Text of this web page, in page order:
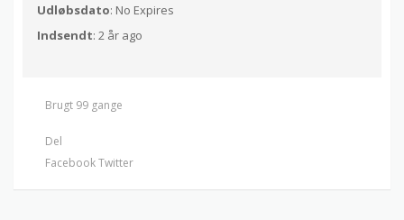
Udløbsdato: No Expires
Indsendt: 2 år ago
Brugt 99 gange
Del
FacebookTwitter